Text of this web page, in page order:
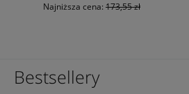
Najniższa cena: 173,55 zł
Bestsellery